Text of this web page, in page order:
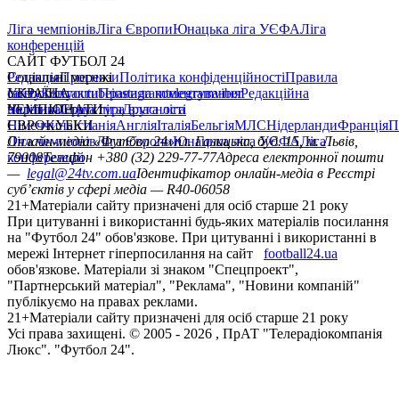
Ліга чемпіонівЛіга ЄвропиЮнацька ліга УЄФАЛіга
конференцій
САЙТ ФУТБОЛ 24
РедакціяПрогнозиПолітика конфіденційностіПравила
сайтуКонтактиПравила коментуванняРедакційна
політикаСтруктура власності
Соціальні мережі
facebookxyoutubeinstagramtelegramviber
УКРАЇНА
УкраїнаПерша лігаДруга ліга
ЧЕМПІОНАТИ
НімеччинаІспаніяАнгліяІталіяБельгіяМЛСНідерландиФранція
ЄВРОКУБКИ
Ліга чемпіонівЛіга ЄвропиЮнацька ліга УЄФАЛіга
конференцій
Онлайн-медіа «Футбол 24»пл. Галицька, буд. 15, м. Львів,
79008Телефон +380 (32) 229-77-77Адреса електронної пошти
— legal@24tv.com.uaІдентифікатор онлайн-медіа в Реєстрі
суб’єктів у сфері медіа — R40-06058
21+Матеріали сайту призначені для осіб старше 21 року
При цитуванні і використанні будь-яких матеріалів посилання
на "Футбол 24" обов'язкове. При цитуванні і використанні в
мережі Інтернет гіперпосилання на сайт
football24.ua
обов'язкове. Матеріали зі знаком "Спецпроект",
"Партнерський матеріал", "Реклама", "Новини компаній"
публікуємо на правах реклами.
21+Матеріали сайту призначені для осіб старше 21 року
Усi права захищенi. © 2005 - 2026 , ПрАТ "Телерадіокомпанія
Люкс". "Футбол 24".